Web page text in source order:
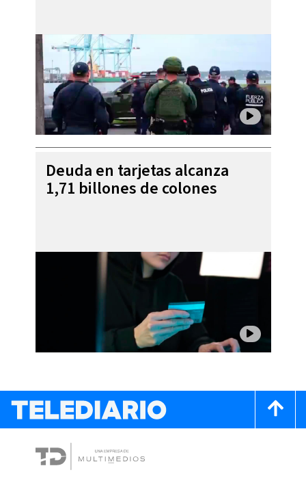
Deuda en tarjetas alcanza
1,71 billones de colones